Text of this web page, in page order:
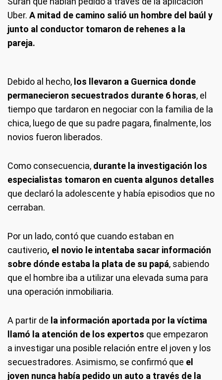
Uber. A mitad de camino salió un hombre del baúl y
junto al conductor tomaron de rehenes a la
pareja.
Debido al hecho, los llevaron a Guernica donde
permanecieron secuestrados durante 6 horas, el
tiempo que tardaron en negociar con la familia de la
chica, luego de que su padre pagara, finalmente, los
novios fueron liberados.
Como consecuencia, durante la investigación los
especialistas tomaron en cuenta algunos detalles
que declaró la adolescente y había episodios que no
cerraban.
Por un lado, contó que cuando estaban en
cautiverio, el novio le intentaba sacar información
sobre dónde estaba la plata de su papá, sabiendo
que el hombre iba a utilizar una elevada suma para
una operación inmobiliaria.
A partir de la información aportada por la víctima
llamó la atención de los expertos que empezaron
a investigar una posible relación entre el joven y los
secuestradores. Asimismo, se confirmó que el
joven nunca había pedido un auto a través de la